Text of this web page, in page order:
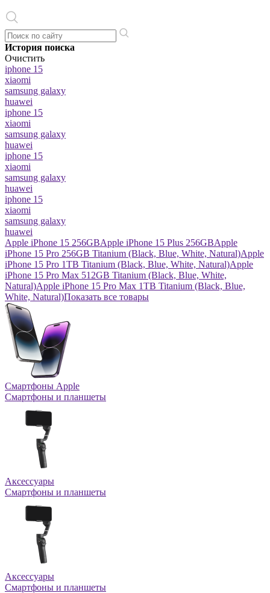
История поиска
Очистить
iphone 15
xiaomi
samsung galaxy
huawei
iphone 15
xiaomi
samsung galaxy
huawei
iphone 15
xiaomi
samsung galaxy
huawei
iphone 15
xiaomi
samsung galaxy
huawei
Apple iPhone 15 256GBApple iPhone 15 Plus 256GBApple
iPhone 15 Pro 256GB Titanium (Black, Blue, White, Natural)Apple
iPhone 15 Pro 1TB Titanium (Black, Blue, White, Natural)Apple
iPhone 15 Pro Max 512GB Titanium (Black, Blue, White,
Natural)Apple iPhone 15 Pro Max 1TB Titanium (Black, Blue,
White, Natural)Показать все товары
Смартфоны Apple
Смартфоны и планшеты
Аксессуары
Смартфоны и планшеты
Аксессуары
Смартфоны и планшеты